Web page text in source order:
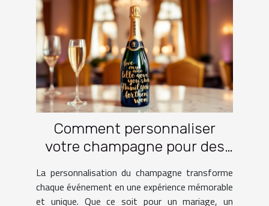
Comment personnaliser
votre champagne pour des
La personnalisation du champagne transforme
chaque événement en une expérience mémorable
et unique. Que ce soit pour un mariage, un